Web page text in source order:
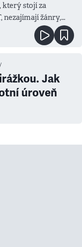
který stojí za
nezajímají žánry,
Jak
úroveň